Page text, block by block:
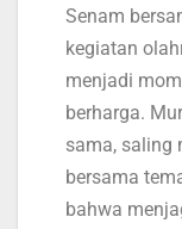
Senam
kegiatan
menjadi
berharga.
sama, saling
bersama
bahwa